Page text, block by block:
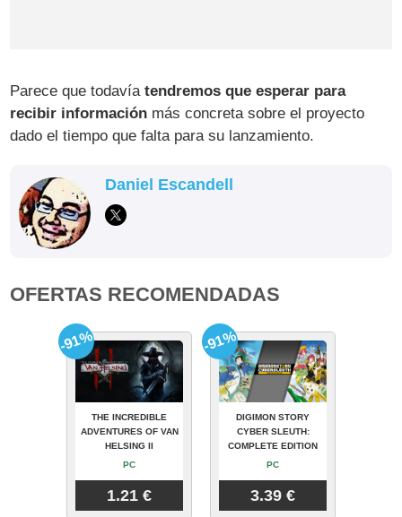
Parece que todavíatendremos que esperar para
recibir información más concreta sobre el proyecto
dado el tiempo que falta para su lanzamiento.
Daniel Escandell
OFERTAS RECOMENDADAS
THE INCREDIBLE
ADVENTURES OF VAN
HELSING II
PC
1.21 €
-91%
DIGIMON STORY
CYBER SLEUTH:
COMPLETE EDITION
PC
3.39 €
-91%